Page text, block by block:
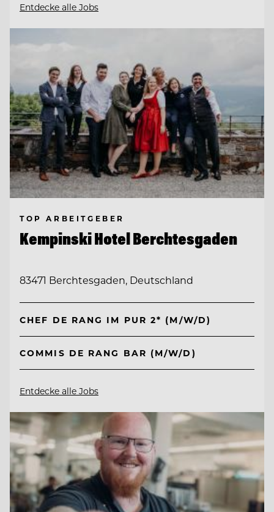
Entdecke alle Jobs
TOP ARBEITGEBER
Kempinski Hotel Berchtesgaden
83471 Berchtesgaden, Deutschland
CHEF DE RANG IM PUR 2* (M/W/D)
COMMIS DE RANG BAR (M/W/D)
Entdecke alle Jobs